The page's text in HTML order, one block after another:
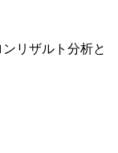
リザルト分析と